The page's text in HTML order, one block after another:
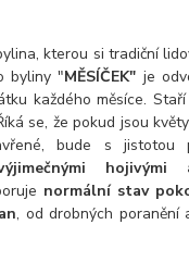
kterou si tradiční
byliny "MĚSÍČEK" je
každého měsíce.
se, že pokud jsou
bude s jistotou
hojivými
normální stav
, od drobných poranění